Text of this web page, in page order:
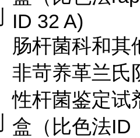
ID 32 A)
肠杆菌科和其
非苛养革兰氏
性杆菌鉴定试
盒（比色法ID